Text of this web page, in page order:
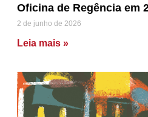
Oficina de Regência em
2 de junho de 2026
Leia mais »